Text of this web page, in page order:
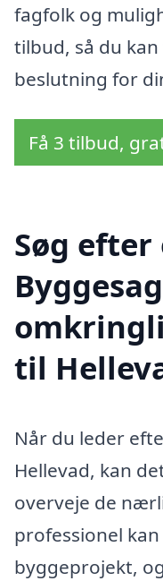
fagfolk og
tilbud, så du
beslutning for
Få 3 tilbud,
Søg
til
Når du leder
Hellevad, kan
overveje de
professionel
byggeprojekt,